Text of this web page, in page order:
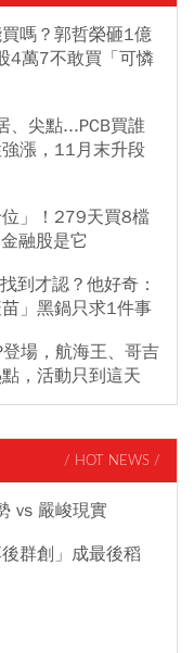
嗎？郭哲榮砸1億
4萬7不敢買「可憐
、尖點...PCB買誰
漲，11月末升段
」！279天買8檔
融股是它
到才認？他好奇：
」黑鍋只求1件事
場，航海王、哥吉
，活動只到這天
/ HOT NEWS /
vs 嚴峻現實
群創」成最後稻